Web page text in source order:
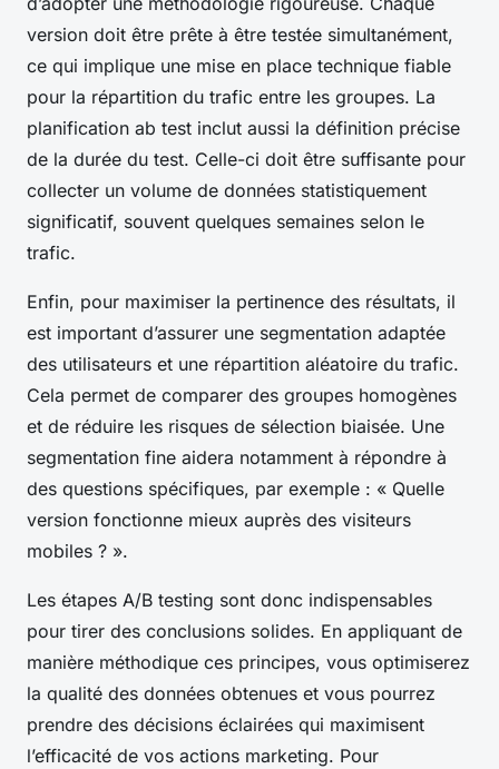
version doit être prête à être testée simultanément,
ce qui implique une mise en place technique fiable
pour la répartition du trafic entre les groupes. La
planification ab test inclut aussi la définition précise
de la durée du test. Celle-ci doit être suffisante pour
collecter un volume de données statistiquement
significatif, souvent quelques semaines selon le
trafic.
Enfin, pour maximiser la pertinence des résultats, il
est important d’assurer une segmentation adaptée
des utilisateurs et une répartition aléatoire du trafic.
Cela permet de comparer des groupes homogènes
et de réduire les risques de sélection biaisée. Une
segmentation fine aidera notamment à répondre à
des questions spécifiques, par exemple : « Quelle
version fonctionne mieux auprès des visiteurs
mobiles ? ».
Les étapes A/B testing sont donc indispensables
pour tirer des conclusions solides. En appliquant de
manière méthodique ces principes, vous optimiserez
la qualité des données obtenues et vous pourrez
prendre des décisions éclairées qui maximisent
l’efficacité de vos actions marketing. Pour